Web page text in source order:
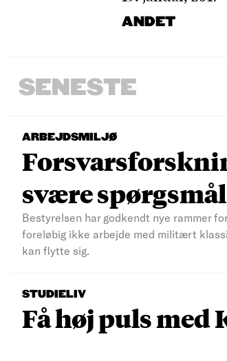
ANDET
SENESTE
ARBEJDSMILJØ
svære
Bestyrelsen har godkendt nye rammer
foreløbig ikke arbejde med militært
kan flytte sig.
STUDIELIV
Få høj puls med